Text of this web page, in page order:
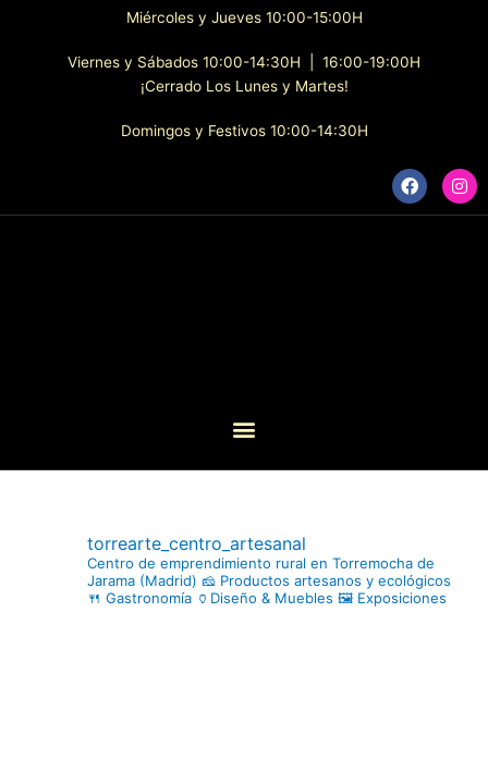
contenido
Miércoles y Jueves 10:00-15:00H
Viernes y Sábados 10:00-14:30H | 16:00-19:00H
¡Cerrado Los Lunes y Martes!
Domingos y Festivos 10:00-14:30H
F
a
c
I
n
s
torrearte_centro_artesanal
Centro de emprendimiento rural en Torremocha de
Jarama (Madrid) 🧀 Productos artesanos y ecológicos
🍴 Gastronomía 🏺Diseño & Muebles 🖼️ Exposiciones